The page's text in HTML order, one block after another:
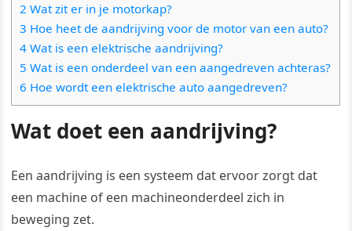
2 Wat zit er in je motorkap?
3 Hoe heet de aandrijving voor de motor van een auto?
4 Wat is een elektrische aandrijving?
5 Wat is een onderdeel van een aangedreven achteras?
6 Hoe wordt een elektrische auto aangedreven?
Wat doet een aandrijving?
Een aandrijving is een systeem dat ervoor zorgt dat
een machine of een machineonderdeel zich in
beweging zet.